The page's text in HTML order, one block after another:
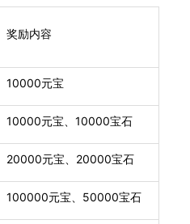
奖励内容
10000元宝
10000元宝、10000宝石
20000元宝、20000宝石
100000元宝、50000宝石